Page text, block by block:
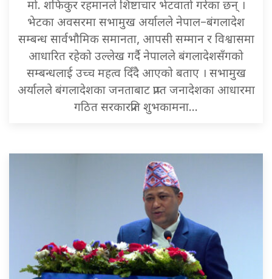
मो. शफिकुर रहमानले शिष्टाचार भेटवार्ता गरेका छन् ।
भेटका अवसरमा सभामुख अर्यालले नेपाल–बंगलादेश
सम्बन्ध सार्वभौमिक समानता, आपसी सम्मान र विश्वासमा
आधारित रहेको उल्लेख गर्दै नेपालले बंगलादेशसँगको
सम्बन्धलाई उच्च महत्व दिँदै आएको बताए । सभामुख
अर्यालले बंगलादेशका जनताबाट प्राप्त जनादेशका आधारमा
गठित सरकारप्रति शुभकामना…